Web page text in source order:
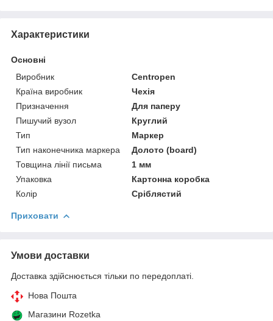
Характеристики
Основні
Виробник
Centropen
Країна виробник
Чехія
Призначення
Для паперу
Пишучий вузол
Круглий
Тип
Маркер
Тип наконечника маркера
Долото (board)
Товщина лінії письма
1 мм
Упаковка
Картонна коробка
Колір
Сріблястий
Приховати
Умови доставки
Доставка здійснюється тільки по передоплаті.
Нова Пошта
Магазини Rozetka